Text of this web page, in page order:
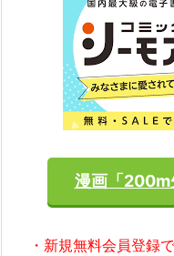
漫画「200m
・新規無料会員登録